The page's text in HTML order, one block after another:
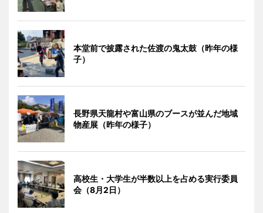
本堂前で披露された佐渡の鬼太鼓（昨年の様
子）
長野県天龍村や富山県のブースが並んだ地域
物産展（昨年の様子）
高校生・大学生が半数以上を占める実行委員
会（8月2日）